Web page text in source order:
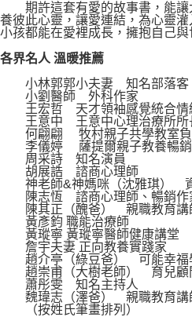
期許這套有愛的故事書，能讓
養彼此心靈，讓愛連結，為心靈
小孩都能在愛裡成長，擁抱自己與
各界名人 溫暖推薦
小林郭郭小夫妻 知名部落客
小劉醫師 外科作家
王宏哲 天才領袖感覺統合情
王意中 王意中心理治療所所
何翩翩 牧村親子共學教室負
李儀婷 薩提爾親子教養暢銷
周采詩 知名演員
胡展誥 諮商心理師
神老師&神媽咪（沈雅琪）
陳志恆 諮商心理師、暢銷作
陳其正（醜爸） 親職教育講
黃彥鈞 職能治療師
黃瑽寧 黃瑽寧醫師健康講堂
詹宇夫妻 正向教養實踐家
趙介亭（綠豆爸） 可能幸福
趙崇甫（大樹老師） 育兒顧
蕭彤雯 知名主持人
魏瑋志（澤爸） 親職教育講
（按姓氏筆畫排列）